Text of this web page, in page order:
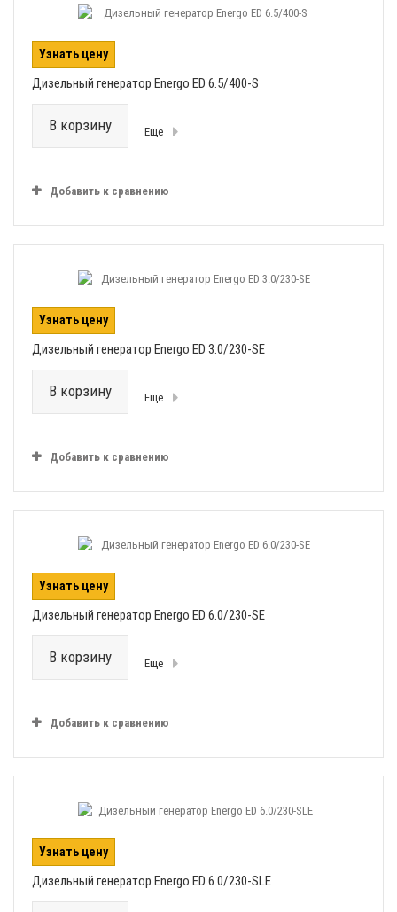
Узнать цену
Дизельный генератор Energo ED 6.5/400-S
В корзину Еще
Добавить к сравнению
Узнать цену
Дизельный генератор Energo ED 3.0/230-SE
В корзину Еще
Добавить к сравнению
Узнать цену
Дизельный генератор Energo ED 6.0/230-SE
В корзину Еще
Добавить к сравнению
Узнать цену
Дизельный генератор Energo ED 6.0/230-SLE